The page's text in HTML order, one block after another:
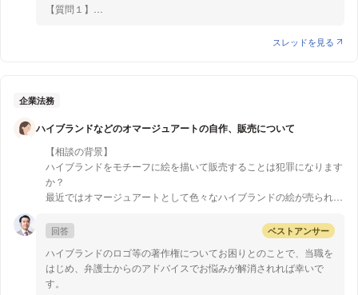
【質問1】
【質問１】
（権利が一定期間行使されない場合、権利が消滅する）にかかって
で、2021年のことであるのを前提にお答え致します（民法改正に
なります。ただし、時効にかかっていないという結論に差はありま
せん。）。
時効期間や時効がはじまる起算点は、損害賠償請求するにあたって
用いる法的な根拠ごとに異なります。
まず、不法行為に基づいて損害賠償請求を行う場合は、損害および
加害者を知った時（被害者側が、医療事故の内容をある程度理解で
きるほどの十分な検討期間を経過した時）から5年、医療ミスが発
生した時から20年で時効が成立します。よって、これ以降、損害賠
償請求ができなくなります。
また、債務不履行に基づく損害賠償請求を行う場合は、権利を行使
することができることを知った時から5年、権利を行使することが
スレッドを見る
企業法務
ハイブランドなどのオマージュアートの自作、販売について
【相談の背景】
ハイブランドをモチーフに絵を描いて販売することは犯罪になります
か？
最近ではオマージュアートとして色々なハイブランドの絵が売られて
ています。
【質問1】
例えばブランドのロゴマークを絵に入れて販売した場合、法律的には
どうなりますか？(絵はロゴ以外、自作のオリジナルとします)
回答 ベストアンサー
ハイブランドのロゴ等の著作権についてお困りとのことで、当職を
はじめ、弁護士からのアドバイスでお悩みが解消されれば幸いで
す。